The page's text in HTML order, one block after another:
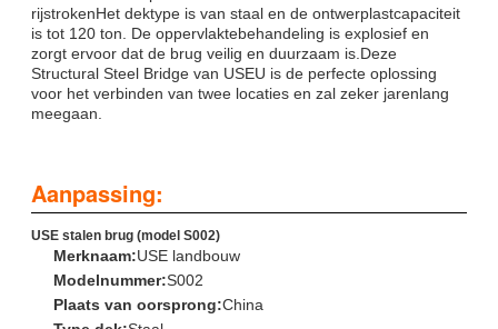
rijstrokenHet dektype is van staal en de ontwerplastcapaciteit
is tot 120 ton. De oppervlaktebehandeling is explosief en
zorgt ervoor dat de brug veilig en duurzaam is.Deze
Structural Steel Bridge van USEU is de perfecte oplossing
voor het verbinden van twee locaties en zal zeker jarenlang
meegaan.
Aanpassing:
USE stalen brug (model S002)
Merknaam:USE landbouw
Modelnummer:S002
Plaats van oorsprong:China